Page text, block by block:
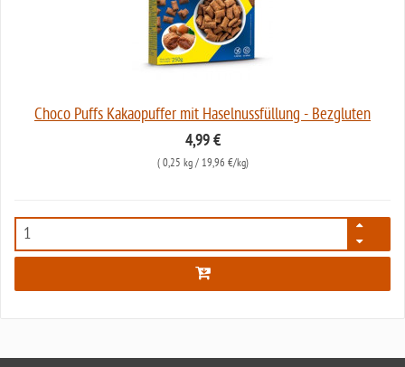
Choco Puffs Kakaopuffer mit Haselnussfüllung - Bezgluten
4,99 €
( 0,25 kg/ 19,96 €/kg)
2042